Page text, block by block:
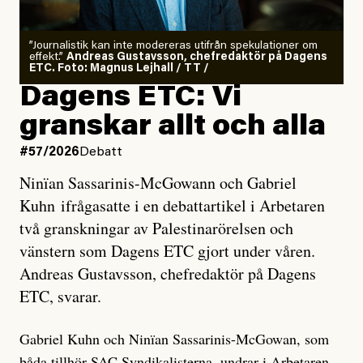
”Journalistik kan inte modereras utifrån spekulationer om
effekt.” Andreas Gustavsson, chefredaktör på Dagens
ETC. Foto: Magnus Lejhall / TT /
Dagens ETC: Vi
granskar allt och alla
#57/2026Debatt
Ninïan Sassarinis-McGowann och Gabriel
Kuhn ifrågasatte i en debattartikel i Arbetaren
två granskningar av Palestinarörelsen och
vänstern som Dagens ETC gjort under våren.
Andreas Gustavsson, chefredaktör på Dagens
ETC, svarar.
Gabriel Kuhn och Ninïan Sassarinis-McGowan, som